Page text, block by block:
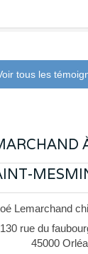
tous les
Lemarchand
130 rue du
45000